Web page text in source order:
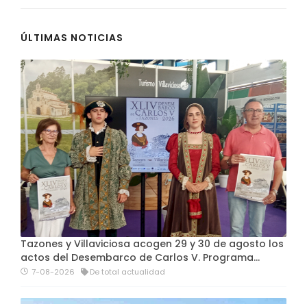
ÚLTIMAS NOTICIAS
Tazones y Villaviciosa acogen 29 y 30 de agosto los
actos del Desembarco de Carlos V. Programa…
7-08-2026 De total actualidad